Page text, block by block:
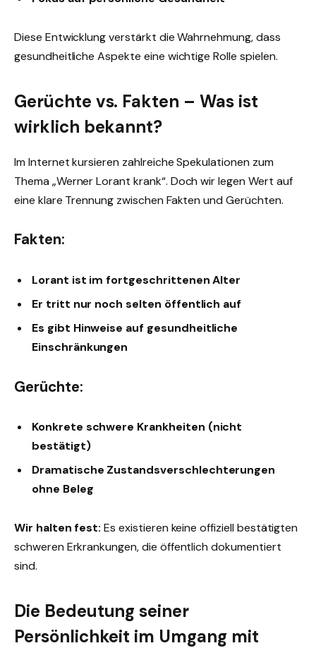
Diese Entwicklung verstärkt die Wahrnehmung, dass
gesundheitliche Aspekte eine wichtige Rolle spielen.
Gerüchte vs. Fakten – Was ist
wirklich bekannt?
Im Internet kursieren zahlreiche Spekulationen zum
Thema „Werner Lorant krank“. Doch wir legen Wert auf
eine klare Trennung zwischen Fakten und Gerüchten.
Fakten:
Lorant ist im fortgeschrittenen Alter
Er tritt nur noch selten öffentlich auf
Es gibt Hinweise auf gesundheitliche
Einschränkungen
Gerüchte:
Konkrete schwere Krankheiten (nicht
bestätigt)
Dramatische Zustandsverschlechterungen
ohne Beleg
Wir halten fest: Es existieren keine offiziell bestätigten
schweren Erkrankungen, die öffentlich dokumentiert
sind.
Die Bedeutung seiner
Persönlichkeit im Umgang mit